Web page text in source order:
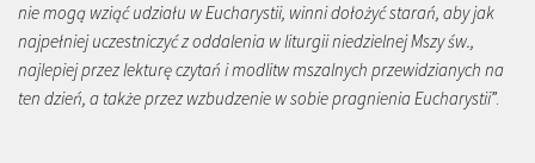
nie mogą wziąć udziału w Eucharystii, winni dołożyć starań, aby jak
najpełniej uczestniczyć z oddalenia w liturgii niedzielnej Mszy św.,
najlepiej przez lekturę czytań i modlitw mszalnych przewidzianych na
ten dzień, a także przez wzbudzenie w sobie pragnienia Eucharystii”.